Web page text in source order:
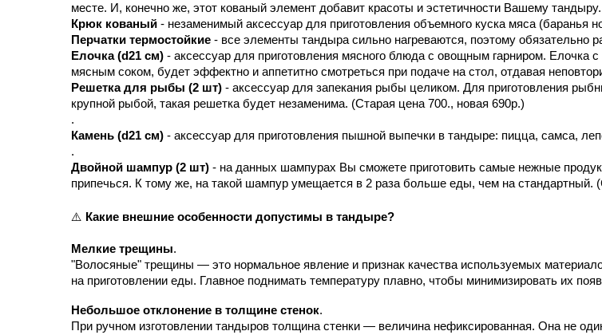
месте. И, конечно же, этот кованый элемент добавит красоты и эстетичности Вашему тандыру.
Крюк кованый - незаменимый аксессуар для приготовления объемного куска мяса (баранья
Перчатки термостойкие - все элементы тандыра сильно нагреваются, поэтому обязательно
Елочка (d21 см) - аксессуар для приготовления мясного блюда с овощным гарниром.
мясным соком, будет эффектно и аппетитно смотреться при подаче на стол, отдавая
Решетка для рыбы (2 шт) - аксессуар для запекания рыбы целиком. Для приготовления
крупной рыбой, такая решетка будет незаменима. (Старая цена 700., новая 690р.)
.
Камень (d21 см) - аксессуар для приготовления пышной выпечки в тандыре: пицца, самса,
.
Двойной шампур (2 шт) - на данных шампурах Вы сможете приготовить самые нежные
припечься. К тому же, на такой шампур умещается в 2 раза больше еды, чем на стандартный.
⚠️ Какие внешние особенности допустимы в тандыре?
Мелкие трещины.
"Волосяные" трещины — это нормальное явление и признак качества используемых
на приготовлении еды. Главное поднимать температуру плавно, чтобы минимизировать их
Небольшое отклонение в толщине стенок.
При ручном изготовлении тандыров толщина стенки — величина нефиксированная. Она не